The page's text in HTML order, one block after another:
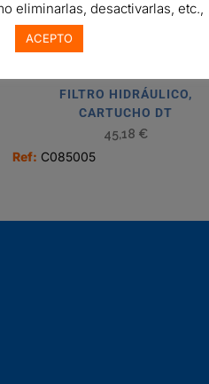
FILTRO HIDRÁULICO,
CARTUCHO DT
45,18 €
Ref: C085005
eliminarlas, desactivarlas, etc.,
ACEPTO